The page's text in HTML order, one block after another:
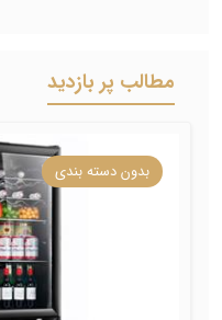
مطالب پر بازدید
بدون دسته بندی